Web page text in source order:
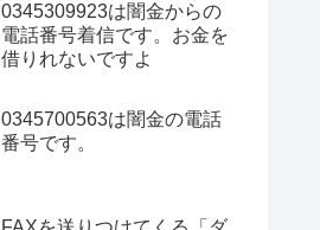
0345309923は闇金からの
電話番号着信です。お金を
借りれないですよ
0345700563は闇金の電話
番号です。